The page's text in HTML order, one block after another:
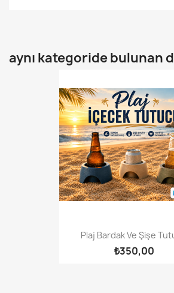
aynı kategoride bulunan
Plaj Bardak Ve Şişe
₺350,00